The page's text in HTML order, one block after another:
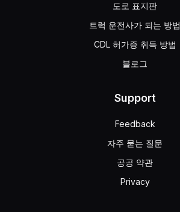
도로 표지판
트럭 운전사가 되는 방법
CDL 허가증 취득 방법
블로그
Support
Feedback
자주 묻는 질문
공공 약관
Privacy